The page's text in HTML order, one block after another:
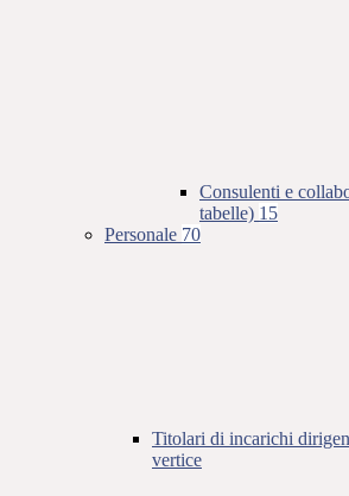
Consulenti e
tabelle) 15
Personale 70
Titolari di incarichi
vertice